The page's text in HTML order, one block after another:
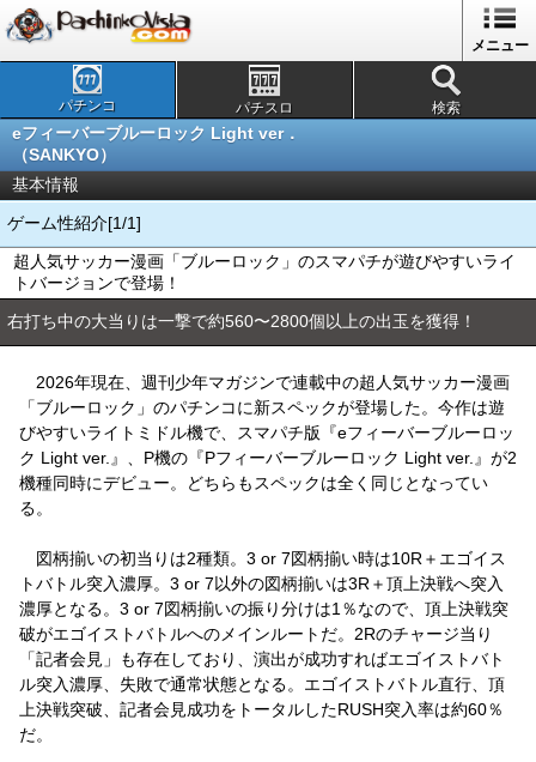
メニュー
パチンコ パチスロ 検索
eフィーバーブルーロック Light ver．
（SANKYO）
基本情報
ゲーム性紹介[1/1]
超人気サッカー漫画「ブルーロック」のスマパチが遊びやすいライ
トバージョンで登場！
右打ち中の大当りは一撃で約560〜2800個以上の出玉を獲得！
2026年現在、週刊少年マガジンで連載中の超人気サッカー漫画
「ブルーロック」のパチンコに新スペックが登場した。今作は遊
びやすいライトミドル機で、スマパチ版『eフィーバーブルーロッ
ク Light ver.』、P機の『Pフィーバーブルーロック Light ver.』が2
機種同時にデビュー。どちらもスペックは全く同じとなってい
る。
図柄揃いの初当りは2種類。3 or 7図柄揃い時は10R＋エゴイス
トバトル突入濃厚。3 or 7以外の図柄揃いは3R＋頂上決戦へ突入
濃厚となる。3 or 7図柄揃いの振り分けは1％なので、頂上決戦突
破がエゴイストバトルへのメインルートだ。2Rのチャージ当り
「記者会見」も存在しており、演出が成功すればエゴイストバト
ル突入濃厚、失敗で通常状態となる。エゴイストバトル直行、頂
上決戦突破、記者会見成功をトータルしたRUSH突入率は約60％
だ。